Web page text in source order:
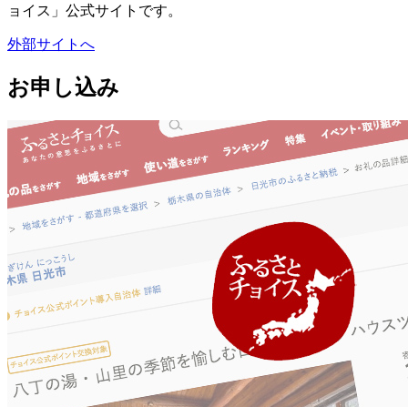
ョイス」公式サイトです。
外部サイトへ
お申し込み